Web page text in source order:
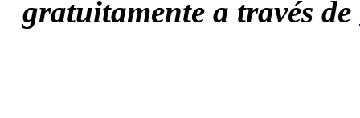
gratuitamente a través de